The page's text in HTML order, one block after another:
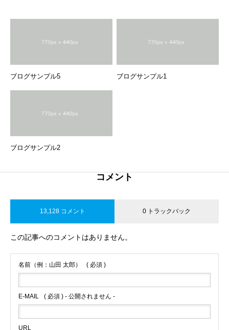
ブログサンプル5 ブログサンプル1
ブログサンプル2
コメント
13,128 コメント 0 トラックバック
この記事へのコメントはありません。
名前（例：山田 太郎） ( 必須 )
E-MAIL ( 必須 ) - 公開されません -
URL